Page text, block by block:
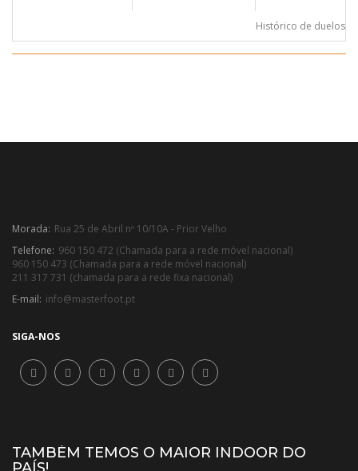
Histórico de duelos
Morada: Rua 25 de Abril nº 10/10A - Prior Velho
Telefone: 960 150 472 (Chamada para a rede móvel nacional)
960 150 473 (Chamada para a rede móvel nacional)
211 317 731 (chamada para a rede fixa nacional)
E-mail: info@masterfoot.pt
SIGA-NOS
TAMBÉM TEMOS O MAIOR INDOOR DO